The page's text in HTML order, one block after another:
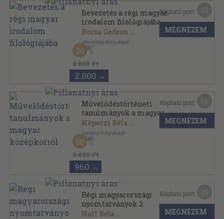
Bevezetés a régi magyar
irodalom filológiájába
Borsa Gedeon ...
Universitas Könyvkiadó
, 1997
Ragasztott papírkötés
2.860 Ft
30
2.000 ,-Ft
Kapható pont:
MEGNÉZEM
Művelődéstörténeti
tanulmányok a magyar
középkorról
Köpeczi Béla ...
Gondolat Könyvkiadó
, 1986
Fűzött kemény papírkötés
2.420 Ft
60
960 ,-Ft
Kapható pont:
MEGNÉZEM
Régi magyarországi
nyomtatványok 2.
Holl Béla ...
Kapható pont:
MEGNÉZEM